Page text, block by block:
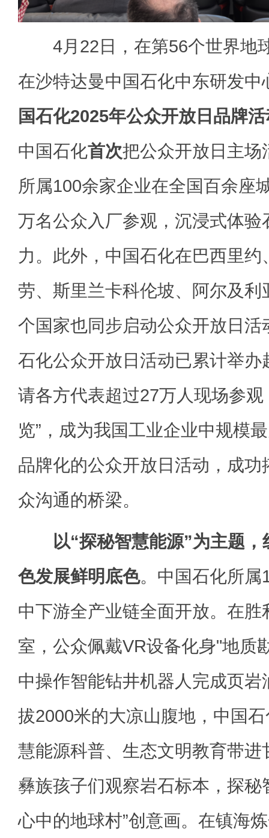
4月22日，在第56个世界地
在沙特达曼中国石化中东研发中
国石化2025年公众开放日品牌
中国石化首次把公众开放日主场
所属100余家企业在全国百余座
万名公众入厂参观，沉浸式体验
力。此外，中国石化在巴西里约
劳、斯里兰卡科伦坡、阿尔及
个国家也同步启动公众开放日活
石化公众开放日活动已累计举办
请各方代表超过27万人现场参观
览”，成为我国工业企业中规模
品牌化的公众开放日活动，成
众沟通的桥梁。
以“探秘智慧能源”为主题
色发展鲜明底色。中国石化所属
中下游全产业链全面开放。在
室，公众佩戴VR设备化身"地质
中操作智能钻井机器人完成页
拔2000米的大凉山腹地，中国
慧能源科普、生态文明教育带进
彝族孩子们观察岩石标本，探秘
心中的地球村”创意画。在镇海